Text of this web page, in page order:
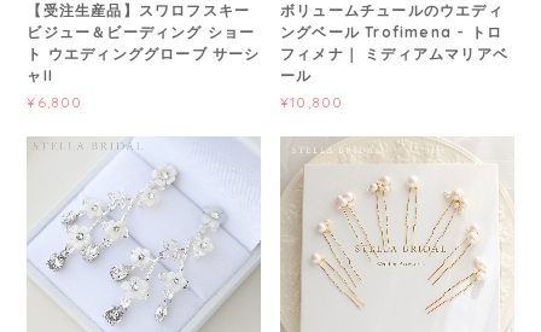
【受注生産品】スワロフスキー
ビジュー＆ビーディング ショー
ト ウエディンググローブ サーシ
ャII
¥6,800
ボリュームチュールのウエディ
ングベール Trofimena - トロ
フィメナ｜ ミディアムマリアベ
ール
¥10,800